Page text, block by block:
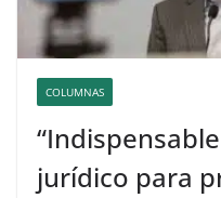
COLUMNAS
jurídico para